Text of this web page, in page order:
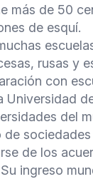
más de 50
de esquí.
rusas y
con
Universidad
del
de
de los
ingreso